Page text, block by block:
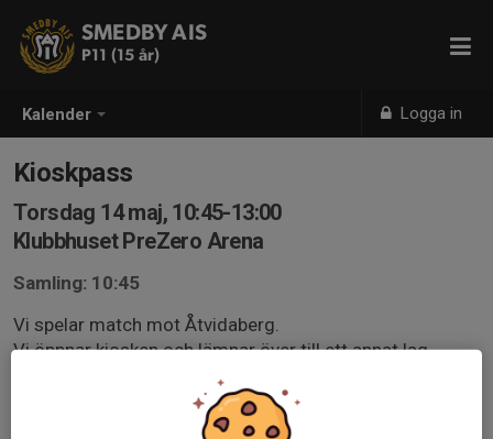
Kalender Logga in
SMEDBY AIS
P11 (15 år)
Kioskpass
Torsdag 14 maj, 10:45-13:00
Klubbhuset PreZero Arena
Samling: 10:45
Vi spelar match mot Åtvidaberg.
Vi öppnar kiosken och lämnar över till ett annat lag